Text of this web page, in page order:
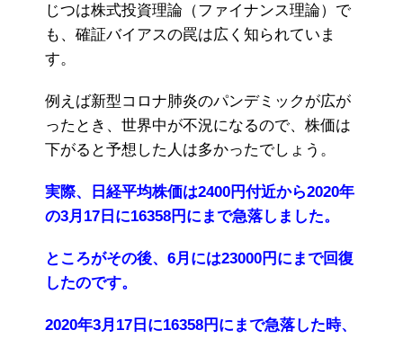
じつは株式投資理論（ファイナンス理論）で
も、確証バイアスの罠は広く知られていま
す。
例えば新型コロナ肺炎のパンデミックが広が
ったとき、世界中が不況になるので、株価は
下がると予想した人は多かったでしょう。
実際、日経平均株価は2400円付近から2020年
の3月17日に16358円にまで急落しました。
ところがその後、6月には23000円にまで回復
したのです。
2020年3月17日に16358円にまで急落した時、